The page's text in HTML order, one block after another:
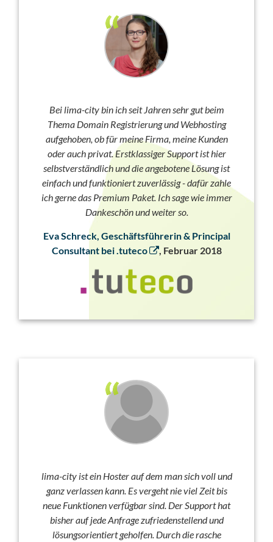
Bei lima-city bin ich seit Jahren sehr gut beim
Thema Domain Registrierung und Webhosting
aufgehoben, ob für meine Firma, meine Kunden
oder auch privat. Erstklassiger Support ist hier
selbstverständlich und die angebotene Lösung ist
einfach und funktioniert zuverlässig - dafür zahle
ich gerne das Premium Paket. Ich sage wie immer
Dankeschön und weiter so.
Eva Schreck, Geschäftsführerin & Principal
Consultant bei .tuteco
, Februar 2018
lima-city ist ein Hoster auf dem man sich voll und
ganz verlassen kann. Es vergeht nie viel Zeit bis
neue Funktionen verfügbar sind. Der Support hat
bisher auf jede Anfrage zufriedenstellend und
lösungsorientiert geholfen. Durch die rasche